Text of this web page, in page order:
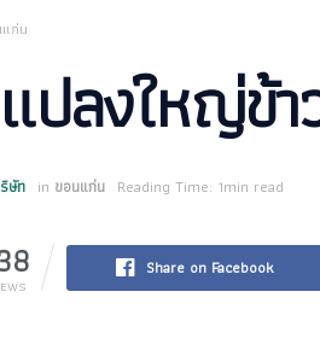
ก่น
ปลงใหญ่ข้
ษัท in ขอนแก่น Reading Time: 1min read
Share on Facebook